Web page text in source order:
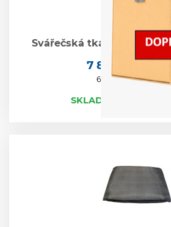
Svářečská tkanina
7 840,80 Kč
6 480,00 Kčbez
SKLADEM (do 4-7 dnů